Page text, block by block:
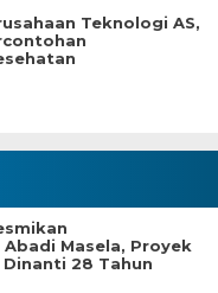
Teknologi AS,
Masela, Proyek
28 Tahun